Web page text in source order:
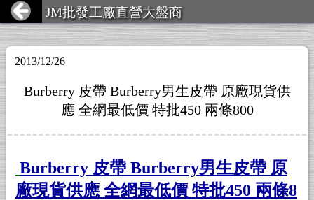
JM批發工廠直營大盤商
2013/12/26
Burberry 皮帶 Burberry男生皮帶 原廠現貨供
應 全網最低價 特批450 兩條800
Burberry 皮帶 Burberry男生皮帶 原
廠現貨供應 全網最低價 特批450 兩條8